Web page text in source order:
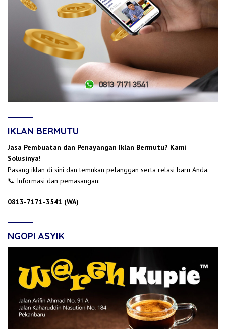
IKLAN BERMUTU
Jasa Pembuatan dan Penayangan Iklan Bermutu? Kami
Solusinya!
Pasang iklan di sini dan temukan pelanggan serta relasi baru Anda.
📞 Informasi dan pemasangan:
0813-7171-3541 (WA)
NGOPI ASYIK